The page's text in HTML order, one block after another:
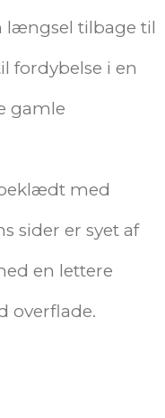
længsel tilbage til
fordybelse i en
gamle
med
sider er syet af
en lettere
overflade.